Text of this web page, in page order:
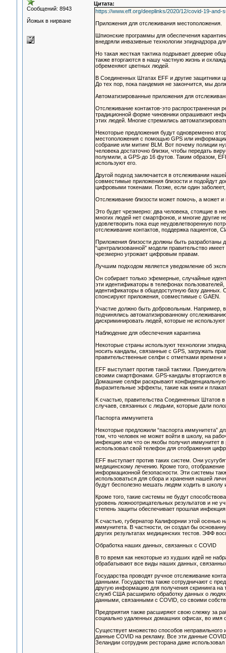
Сообщений: 8943
Йожык в нирване
Цитата:
https://www.eff.org/deeplinks/2020/12/covid-19-
Приложения для отслеживания местоположения.
Шпионские программы для обеспечения
внедряли инвазивные технологии эпиднадзора
Но такая жесткая тактика подрывает доверие
также вторгаются в нашу частную жизнь и
обременяют цветных людей.
В Соединенных Штатах EFF и другие защитники
До тех пор, пока пандемия не закончится, мы
Автоматизированные приложения для
Отслеживание контактов-это распространенная
традиционной форме чиновники опрашивают
этих людей. Многие стремились
Некоторые предложения будут одновременно
местоположения с помощью GPS или
собрание или митинг BLM. Вот почему полиции
человека достаточно близки, чтобы передать
полумили, а GPS-до 16 футов. Таким образом,
используют его.
Другой подход заключается в отслеживании
совместимые приложения близости и подойдут
цифровыми токенами. Позже, если один
Отслеживание близости может помочь, а может и
Это будет чрезмерно: два человека, стоящие в
многих людей нет смартфонов, и многие другие
удовлетворить пока еще неудовлетворенную
отслеживание контактов, поддержка пациентов,
Приложения близости должны быть разработаны
“централизованной” модели правительство
чрезмерно угрожает цифровым правам.
Лучшим подходом является уведомление об
Он собирает только эфемерные, случайные
эти идентификаторы в телефонах пользователей,
идентификаторы в общедоступную базу данных.
спонсируют приложения, совместимые с GAEN.
Участие должно быть добровольным. Например,
подчинялись автоматизированному
дискриминировать людей, которые не используют
Наблюдение для обеспечения карантина
Некоторые страны используют технологии
носить кандалы, связанные с GPS, загружать
правительственные селфи с отметками времени
EFF выступает против такой тактики.
своими смартфонами. GPS-кандалы вторгаются
Домашние селфи раскрывают
выразительные эффекты, такие как книги и
К счастью, правительства Соединенных Штатов
случаев, связанных с людьми, которые дали
Паспорта иммунитета
Некоторые предложили “паспорта иммунитета”
том, что человек не может войти в школу, на
инфекцию или что он якобы получил иммунитет в
использовал свой телефон для отображения
EFF выступает против таких систем. Они
медицинскому лечению. Кроме того,
информационной безопасности. Эти системы
использоваться для сбора и хранения нашей
будут бесполезно мешать людям ходить в школу
Кроме того, такие системы не будут
уровень ложноотрицательных результатов и не
степень защиты обеспечивает прошлая
К счастью, губернатор Калифорнии этой осенью
иммунитета. В частности, он создал бы
других результатах медицинских тестов. ЭФФ
Обработка наших данных, связанных с COVID
В то время как некоторые из худших идей не
обрабатывают все виды наших данных,
Государства проводят ручное отслеживание
данными. Государства также сотрудничают с
другую информацию для получения скрининга на
служб США расширило обработку данных о
данными, связанными с COVID, со своими
Предприятия также расширяют свою слежку за
социально удаленных домашних офисах, во имя
Существует множество способов
данные COVID на рекламу. Все эти данные
Зеландии сотрудник ресторана даже